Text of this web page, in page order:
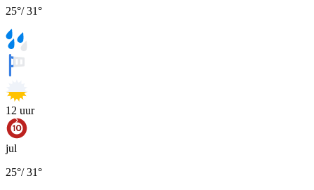
25°/31°
12 uur
jul
25°/31°